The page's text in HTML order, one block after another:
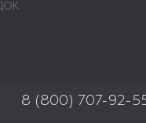
8 (800) 707-92-